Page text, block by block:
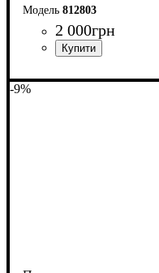
812803
2 000грн
-9%